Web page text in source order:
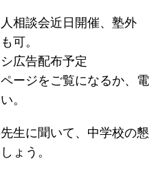
相談会近日開催、塾外
可。
告配布予定
をご覧になるか、電
。
生に聞いて、中学校の懇
ょう。